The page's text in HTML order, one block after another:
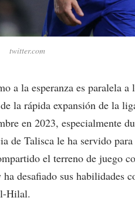
twitter.com
a la esperanza es paralela
la rápida expansión de la
en 2023, especialmente
de Talisca le ha servido
el terreno de juego
desafiado sus habilidades
Hilal.